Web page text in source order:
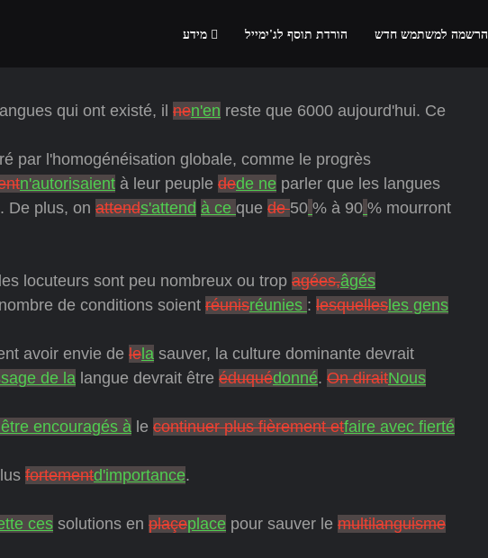
הורדת תוסף לג'ימייל הרשמה למשתמש חדש
qui ont existé, il nen'en reste que 6000 aujourd'hui. Ce
par l'homogénéisation globale, comme le progrès
n'autorisaient à leur peuple dede ne parler que les langues
De plus, on attends'attend à ce que de50 % à 90 % mourront
locuteurs sont peu nombreux ou trop agées,âgés
de conditions soient réunisréunies : lesquelles les gens
avoir envie de le la sauver, la culture dominante devrait
de la langue devrait être éduquédonné. On diraitNous
encouragés à le continuer plus fièrement etfaire avec fierté
fortementd'importance.
ces solutions en plaçeplace pour sauver le multilanguisme